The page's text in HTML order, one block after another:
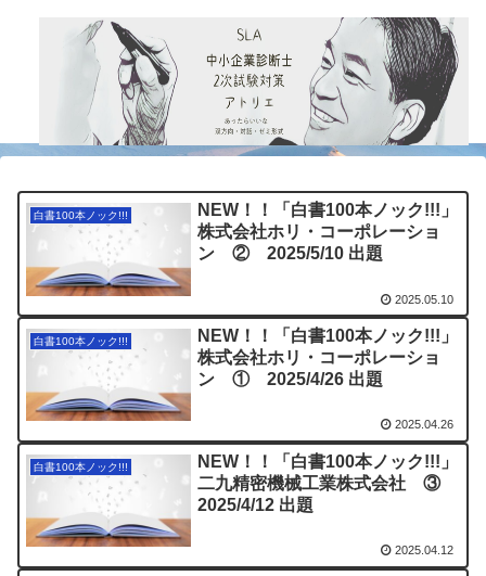
白書100本ノック!!!
NEW！！「白書100本ノック!!!」
株式会社ホリ・コーポレーショ
ン ② 2025/5/10 出題
2025.05.10
白書100本ノック!!!
NEW！！「白書100本ノック!!!」
株式会社ホリ・コーポレーショ
ン ① 2025/4/26 出題
2025.04.26
白書100本ノック!!!
NEW！！「白書100本ノック!!!」
二九精密機械工業株式会社 ③
2025/4/12 出題
2025.04.12